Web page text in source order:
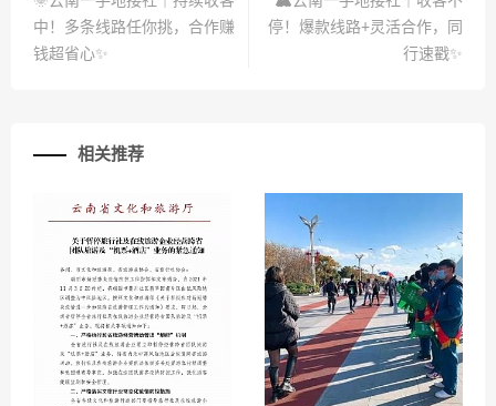
中！多条线路任你挑，合作赚
钱超省心✨
停！爆款线路+灵活合作，同
行速戳✨
相关推荐